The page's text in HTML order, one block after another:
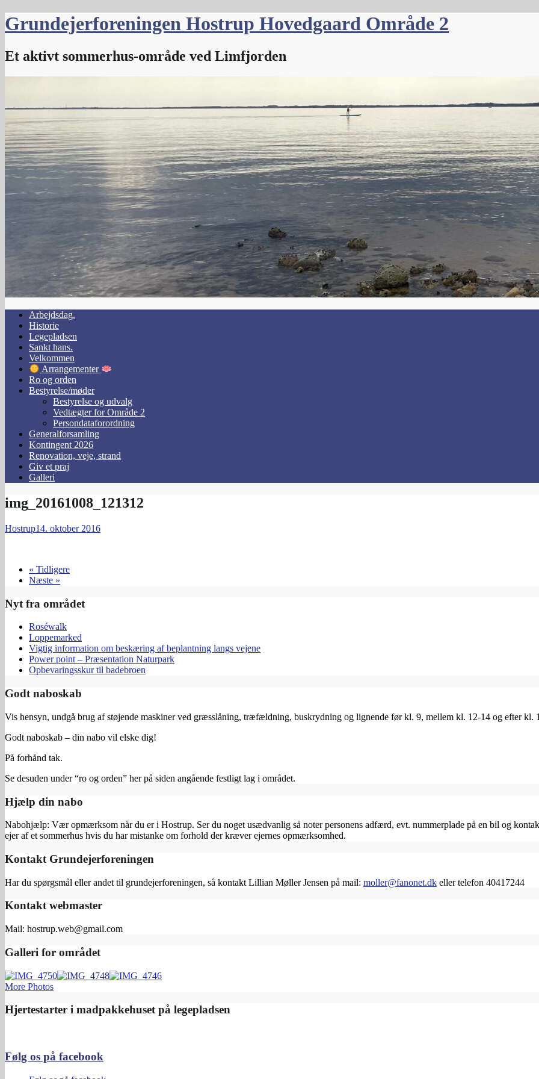
Skip
to
Grundejerforeningen Hostrup Hovedgaard Område 2
Et aktivt sommerhus-område ved Limfjorden
Arbejdsdag.
Historie
Legepladsen
Sankt hans.
Velkommen
Arrangementer
Ro og orden
Bestyrelse/møder
Bestyrelse og udvalg
Vedtægter for Område 2
Persondataforordning
Generalforsamling
Kontingent 2026
Renovation, veje, strand
Giv et praj
Galleri
img_20161008_121312
Hostrup14. oktober 2016
« Tidligere
Næste »
Nyt fra området
Roséwalk
Loppemarked
Vigtig information om beskæring af beplantning langs vejene
Power point – Præsentation Naturpark
Opbevaringsskur til badebroen
Godt naboskab
Vis hensyn, undgå brug af støjende maskiner ved græsslåning, træfældning, buskrydning og lignende før kl. 9, mellem kl. 12-14 og efter kl.
Godt naboskab – din nabo vil elske dig!
På forhånd tak.
Se desuden under “ro og orden” her på siden angående festligt lag i området.
Hjælp din nabo
Nabohjælp: Vær opmærksom når du er i Hostrup. Ser du noget usædvanlig så noter personens adfærd, evt. nummerplade på en bil og
ejer af et sommerhus hvis du har mistanke om forhold der kræver ejernes opmærksomhed.
Kontakt Grundejerforeningen
Har du spørgsmål eller andet til grundejerforeningen, så kontakt Lillian Møller Jensen på mail: moller@fanonet.dk eller telefon 40417244
Kontakt webmaster
Mail: hostrup.web@gmail.com
Galleri for området
More Photos
Hjertestarter i madpakkehuset på legepladsen
Følg os på facebook